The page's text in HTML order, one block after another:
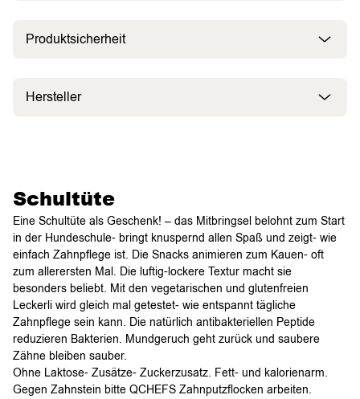
Produktsicherheit
Hersteller
Schultüte
Eine Schultüte als Geschenk! – das Mitbringsel belohnt zum Start
in der Hundeschule- bringt knuspernd allen Spaß und zeigt- wie
einfach Zahnpflege ist. Die Snacks animieren zum Kauen- oft
zum allerersten Mal. Die luftig-lockere Textur macht sie
besonders beliebt. Mit den vegetarischen und glutenfreien
Leckerli wird gleich mal getestet- wie entspannt tägliche
Zahnpflege sein kann. Die natürlich antibakteriellen Peptide
reduzieren Bakterien. Mundgeruch geht zurück und saubere
Zähne bleiben sauber.
Ohne Laktose- Zusätze- Zuckerzusatz. Fett- und kalorienarm.
Gegen Zahnstein bitte QCHEFS Zahnputzflocken arbeiten.